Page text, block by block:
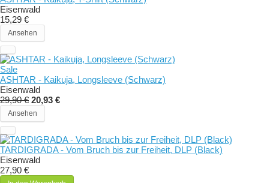
Eisenwald
15,29 €
Ansehen
Sale
ASHTAR - Kaikuja, Longsleeve (Schwarz)
Eisenwald
29,90 € 20,93 €
Ansehen
TARDIGRADA - Vom Bruch bis zur Freiheit, DLP (Black)
Eisenwald
27,90 €